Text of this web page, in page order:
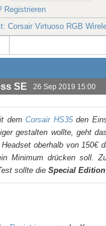
Registrieren
Corsair Virtuoso RGB
SE 26 Sep 2019 15:00
dem Corsair HS35den
gestalten wollte, geht
oberhalb von 150€
Minimum drücken soll.
sollte die Special Edition